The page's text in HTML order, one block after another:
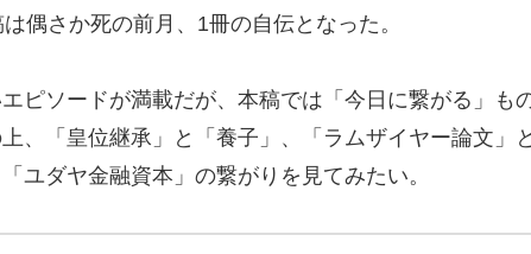
偶さか死の前月、1冊の自伝となった。
ピソードが満載だが、本稿では「今日に繋がる」も
、「皇位継承」と「養子」、「ラムザイヤー論文」
ユダヤ金融資本」の繋がりを見てみたい。